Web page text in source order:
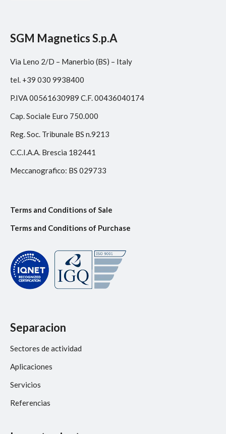
SGM Magnetics S.p.A
Via Leno 2/D – Manerbio (BS) – Italy
tel. +39 030 9938400
P.IVA 00561630989 C.F. 00436040174
Cap. Sociale Euro 750.000
Reg. Soc. Tribunale BS n.9213
C.C.I.A.A. Brescia 182441
Meccanografico: BS 029733
Terms and Conditions of Sale
Terms and Conditions of Purchase
Separacion
Sectores de actividad
Aplicaciones
Servicios
Referencias